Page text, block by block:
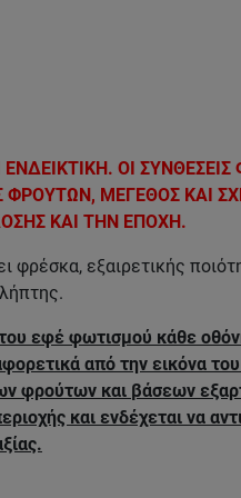
ΕΝΔΕΙΚΤΙΚΗ. ΟΙ
ΦΡΟΥΤΩΝ, ΜΕΓΕΘΟΣ ΚΑΙ
ΚΑΙ ΤΗΝ ΕΠΟΧΗ.
φρέσκα, εξαιρετικής
εφέ φωτισμού κάθε
από την εικόνα
φρούτων και βάσεων
και ενδέχεται να